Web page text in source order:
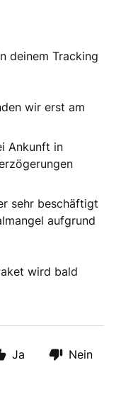
deinem Tracking
wir erst am
Ankunft in
sehr beschäftigt
aufgrund
wird bald
Ja Nein